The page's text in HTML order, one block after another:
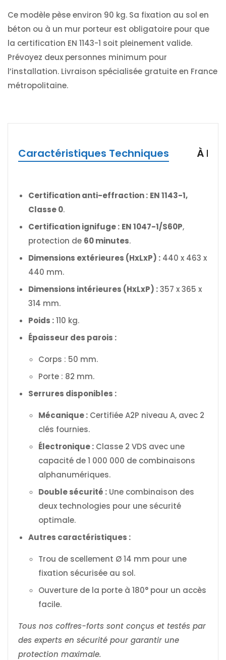
Ce modèle pèse environ 90 kg. Sa fixation au sol en
béton ou à un mur porteur est obligatoire pour que
la certification EN 1143-1 soit pleinement valide.
Prévoyez deux personnes minimum pour
l’installation. Livraison spécialisée gratuite en France
métropolitaine.
Caractéristiques Techniques À
Certification anti-effraction : EN 1143-1,
Classe 0.
Certification ignifuge : EN 1047-1/S60P,
protection de 60 minutes.
Dimensions extérieures (HxLxP) : 440 x 463 x
440 mm.
Dimensions intérieures (HxLxP) :357 x 365 x
314 mm.
Poids :110 kg.
Épaisseur des parois :
Corps : 50 mm.
Porte : 82 mm.
Serrures disponibles :
Mécanique : Certifiée A2P niveau A, avec 2
clés fournies.
Électronique : Classe 2 VDS avec une
capacité de 1 000 000 de combinaisons
alphanumériques.
Double sécurité : Une combinaison des
deux technologies pour une sécurité
optimale.
Autres caractéristiques :
Trou de scellement Ø 14 mm pour une
fixation sécurisée au sol.
Ouverture de la porte à 180° pour un accès
facile.
Tous nos coffres-forts sont conçus et testés par
des experts en sécurité pour garantir une
protection maximale.